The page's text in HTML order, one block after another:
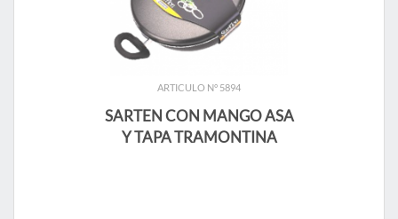
ARTICULO N° 5894
SARTEN CON MANGO ASA
Y TAPA TRAMONTINA